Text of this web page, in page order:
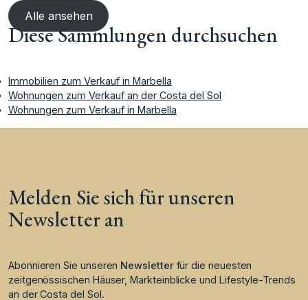
Alle ansehen
Diese Sammlungen durchsuchen
Immobilien zum Verkauf in Marbella
Wohnungen zum Verkauf an der Costa del Sol
Wohnungen zum Verkauf in Marbella
Melden Sie sich für unseren
Newsletter an
Abonnieren Sie unseren Newsletterfür die neuesten
zeitgenössischen Häuser, Markteinblicke und Lifestyle-Trends
an der Costa del Sol.